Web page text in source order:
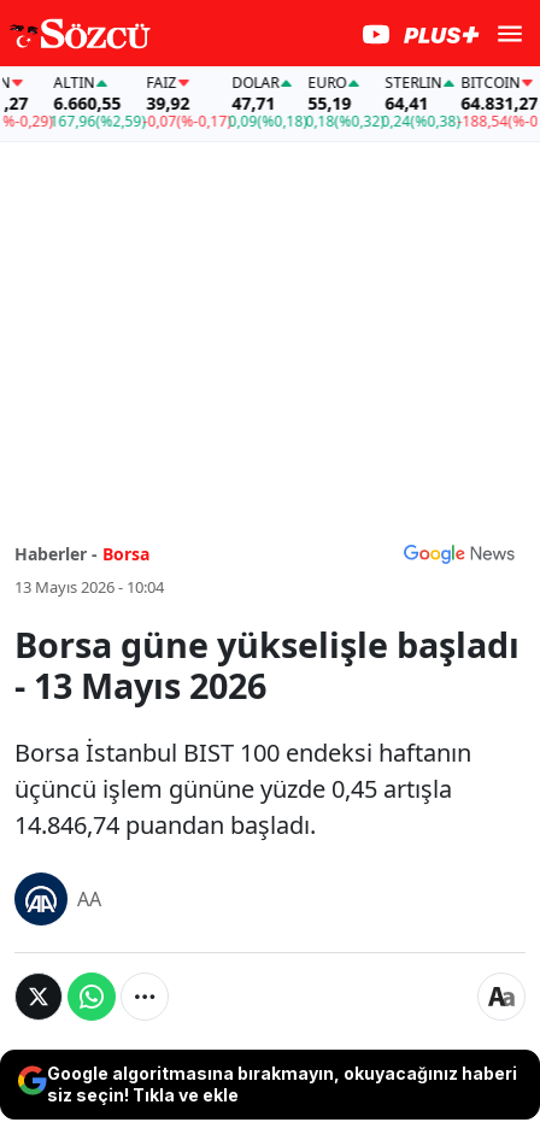
ALTIN
6.660,55
167,96(%2,59)
FAİZ
39,92
-0,07(%-0,17)
DOLAR
47,71
0,09(%0,18)
EURO
55,19
0,18(%0,32)
STERLIN
64,41
0,24(%0,38)
BITCOIN
64.831,27
-188,54(%-
Haberler - Borsa
13 Mayıs 2026 - 10:04
Borsa güne yükselişle başladı
- 13 Mayıs 2026
Borsa İstanbul BIST 100 endeksi haftanın
üçüncü işlem gününe yüzde 0,45 artışla
14.846,74 puandan başladı.
AA
Google algoritmasına bırakmayın, okuyacağınız haberi
siz seçin! Tıkla ve ekle